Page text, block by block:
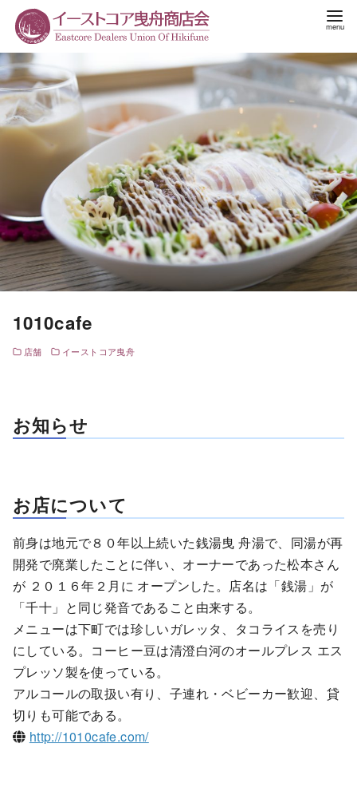
1010cafe
店舗 イーストコア曳舟
お知らせ
お店について
前身は地元で８０年以上続いた銭湯曳 舟湯で、同湯が再
開発で廃業したことに伴い、オーナーであった松本さん
が ２０１６年２月に オープンした。店名は「銭湯」が
「千十」と同じ発音であること由来する。
メニューは下町では珍しいガレッタ、タコライスを売り
にしている。コーヒー豆は清澄白河のオールプレス エス
プレッソ製を使っている。
アルコールの取扱い有り、子連れ・ベビーカー歓迎、貸
切りも可能である。
http://1010cafe.com/